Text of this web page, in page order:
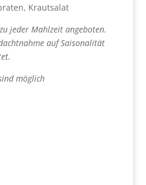
Krautsalat
jeder Mahlzeit angeboten.
auf Saisonalität
möglich